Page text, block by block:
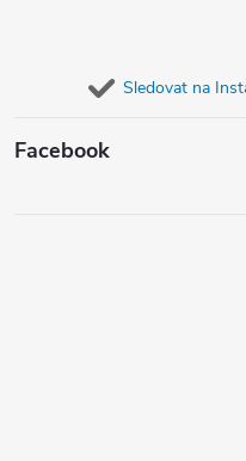
Sledovat na
Facebook